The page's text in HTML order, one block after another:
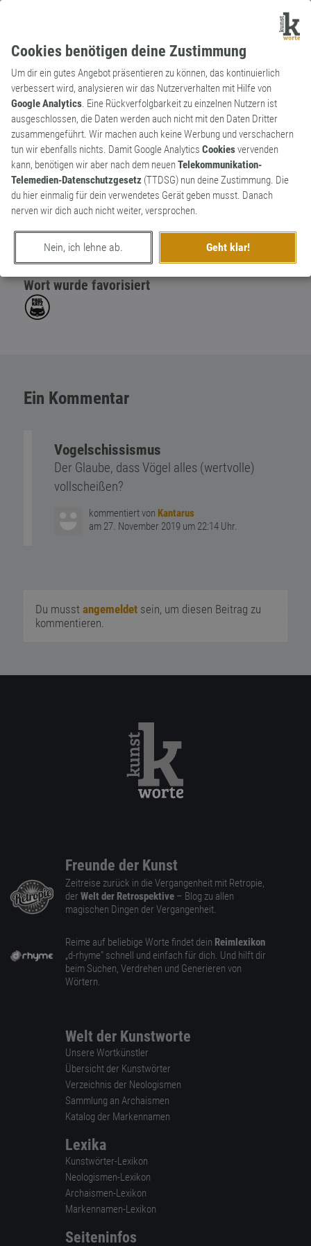
Cookies benötigen deine Zustimmung
Um dir ein gutes Angebot präsentieren zu können, das kontinuierlich
verbessert wird, analysieren wir das Nutzerverhalten mit Hilfe von
Google Analytics. Eine Rückverfolgbarkeit zu einzelnen Nutzern ist
ausgeschlossen, die Daten werden auch nicht mit den Daten Dritter
zusammengeführt. Wir machen auch keine Werbung und verschachern
tun wir ebenfalls nichts. Damit Google Analytics Cookiesvervenden
kann, benötigen wir aber nach dem neuenTelekommunikation-
Telemedien-Datenschutzgesetz (TTDSG) nun deine Zustimmung. Die
du hier einmalig für dein verwendetes Gerät geben musst. Danach
nerven wir dich auch nicht weiter, versprochen.
Nein, ich lehne ab. Geht klar!
Kunstwort
Substantiv
Vogelschissmus
Vogelschissmus bringt kein Glück
1
1
erschaffen vonsuresh
Wort wurde favorisiert
Ein Kommentar
Vogelschissismus
Der Glaube, dass Vögel alles (wertvolle)
vollscheißen?
kommentiert von Kantarus
am 27. November 2019 um 22:14 Uhr.
Du musst angemeldetsein, um diesen Beitrag zu
kommentieren.
Freunde der Kunst
Zeitreise zurück in die Vergangenheit mit Retropie,
der Welt der Retrospektive – Blog zu allen
magischen Dingen der Vergangenheit.
Reime auf beliebige Worte findet dein Reimlexikon
„d-rhyme” schnell und einfach für dich. Und hilft dir
beim Suchen, Verdrehen und Generieren von
Wörtern.
Welt der Kunstworte
Unsere Wortkünstler
Übersicht der Kunstwörter
Verzeichnis der Neologismen
Sammlung an Archaismen
Katalog der Markennamen
Lexika
Kunstwörter-Lexikon
Neologismen-Lexikon
Archaismen-Lexikon
Markennamen-Lexikon
Seiteninfos